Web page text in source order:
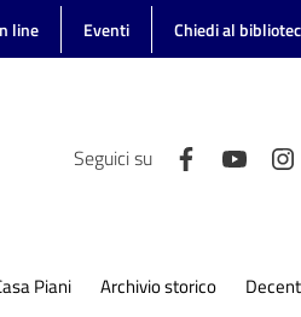
line Eventi Chiedi al
Seguici su
Piani Archivio storico